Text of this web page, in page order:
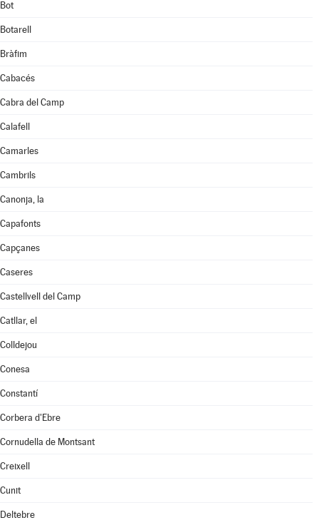
Bot
Botarell
Bràfim
Cabacés
Cabra del Camp
Calafell
Camarles
Cambrils
Canonja, la
Capafonts
Capçanes
Caseres
Castellvell del Camp
Catllar, el
Colldejou
Conesa
Constantí
Corbera d'Ebre
Cornudella de Montsant
Creixell
Cunit
Deltebre